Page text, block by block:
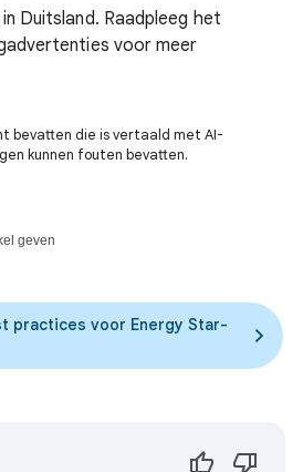
Duitsland. Raadpleeg het
voor meer
bevatten die is vertaald met AI-
kunnen fouten bevatten.
geven
practices voor Energy Star-